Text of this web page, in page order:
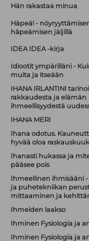
Hän rakastaa minua
Häpeä! -
häpeämisen jäljillä
IDEA IDEA -kirja
Idiootit ympärilläni -
muita ja itseään
IHANA IRLANTINI
rakkaudesta ja elämän
ihmeellisyydestä
IHANA MERI
Ihana odotus.
hyvää oloa
Ihanasti hukassa ja
pääsee pois
Ihmeellinen ihmisääni
ja puhetekniikan
mittaaminen ja
Ihmeiden laakso
Ihminen Fysiologia ja
Ihminen Fysiologia ja